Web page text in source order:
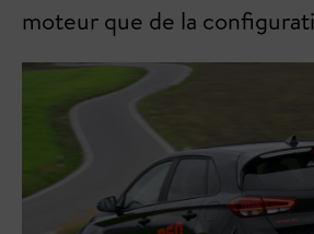
moteur que de la